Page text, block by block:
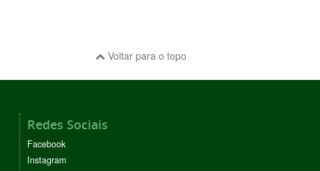
Voltar para o topo
Redes Sociais
Facebook
Instagram